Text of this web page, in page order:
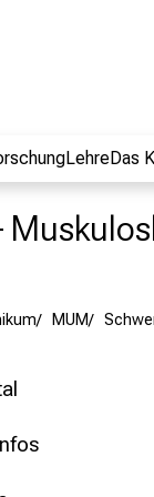
LehreDas
MUM